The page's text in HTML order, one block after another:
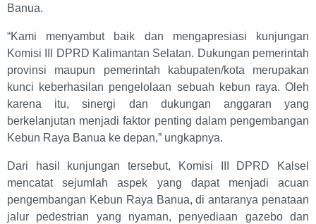
Banua.
“Kami menyambut baik dan mengapresiasi kunjungan
Komisi III DPRD Kalimantan Selatan. Dukungan pemerintah
provinsi maupun pemerintah kabupaten/kota merupakan
kunci keberhasilan pengelolaan sebuah kebun raya. Oleh
karena itu, sinergi dan dukungan anggaran yang
berkelanjutan menjadi faktor penting dalam pengembangan
Kebun Raya Banua ke depan,” ungkapnya.
Dari hasil kunjungan tersebut, Komisi III DPRD Kalsel
mencatat sejumlah aspek yang dapat menjadi acuan
pengembangan Kebun Raya Banua, di antaranya penataan
jalur pedestrian yang nyaman, penyediaan gazebo dan